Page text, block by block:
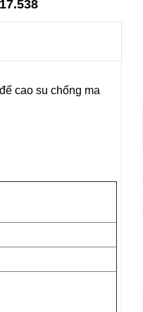
cao su chống ma